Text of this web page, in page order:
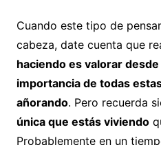
Cuando este tipo de
cabeza, date cuenta que
haciendo es valorar
importancia de todas
añorando. Pero recuerda
única que estás viviendo
Probablemente en un